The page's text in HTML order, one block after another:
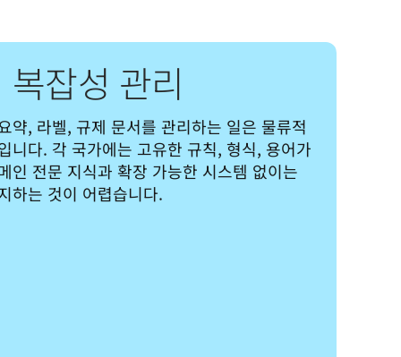
잡성 관리
약, 라벨, 규제 문서를 관리하는 일은 물류적
니다. 각 국가에는 고유한 규칙, 형식, 용어가
인 전문 지식과 확장 가능한 시스템 없이는
하는 것이 어렵습니다.